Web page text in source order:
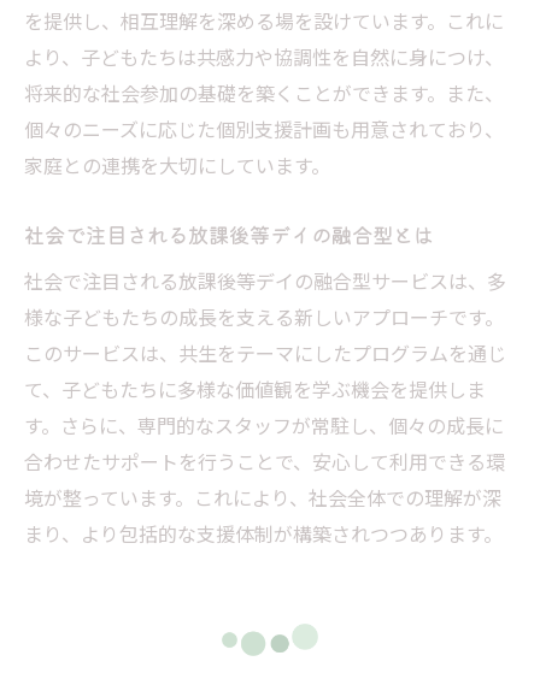
人員基準が支える放課後等デイの質
放課後等デイにおける人員基準の役割
放課後デイの共生型サービス詳細
共生型放課後等デイの詳細なサービス内容
放課後等デイでの共生型サービス運営法
共生型の放課後デイが提供する支援の実際
共生型デイサービスの具体的なプログラム
放課後等デイにおける共生型のサービス例
放課後等デイ融合型の利用方法
放課後等デイ融合型の利用手順を知る
融合型サービス利用者への支援方法
放課後等デイの融合型活用法とは
融合型放課後デイの効率的な利用法
融合型サービスの利用方法を理解する
を提供し、相互理解を深める場を設けています。これに
より、子どもたちは共感力や協調性を自然に身につけ、
将来的な社会参加の基礎を築くことができます。また、
個々のニーズに応じた個別支援計画も用意されており、
家庭との連携を大切にしています。
社会で注目される放課後等デイの融合型とは
社会で注目される放課後等デイの融合型サービスは、多
様な子どもたちの成長を支える新しいアプローチです。
このサービスは、共生をテーマにしたプログラムを通じ
て、子どもたちに多様な価値観を学ぶ機会を提供しま
す。さらに、専門的なスタッフが常駐し、個々の成長に
合わせたサポートを行うことで、安心して利用できる環
境が整っています。これにより、社会全体での理解が深
まり、より包括的な支援体制が構築されつつあります。